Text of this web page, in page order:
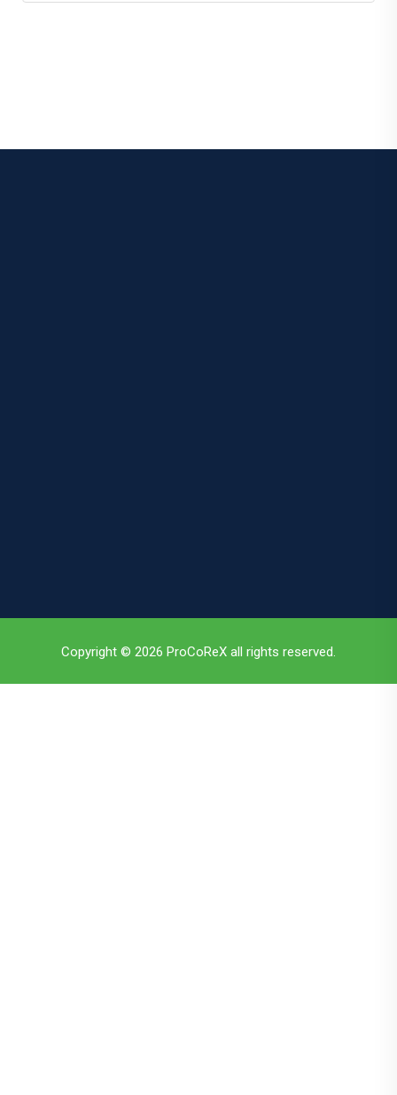
Copyright © 2026 ProCoReX all rights reserved.